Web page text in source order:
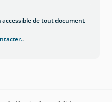
de tout document
.